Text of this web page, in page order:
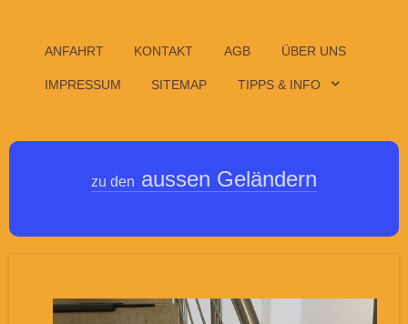
ANFAHRT KONTAKT AGB ÜBER UNS
IMPRESSUM SITEMAP TIPPS & INFO
zu den aussen Geländern